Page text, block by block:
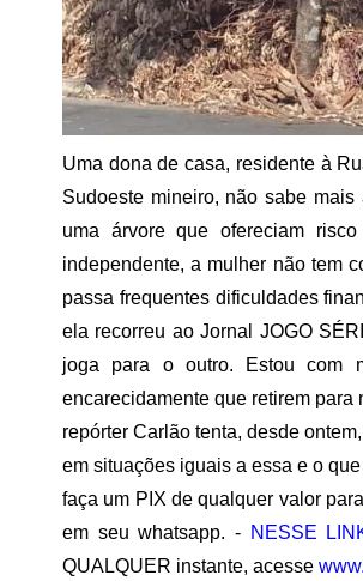
Uma dona de casa, residente à
Sudoeste mineiro, não sabe
uma árvore que ofereciam
independente, a mulher não tem
passa frequentes dificuldades
ela recorreu ao Jornal JOGO
joga para o outro. Estou com
encarecidamente que retirem para
repórter Carlão tenta, desde
em situações iguais a essa e o
faça um PIX de qualquer valor
em seu whatsapp. - NESSE
QUALQUER instante, acesse